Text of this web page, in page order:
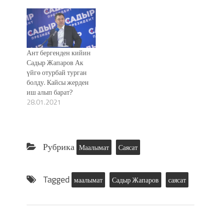
Ант бергенден кийин
Садыр Жапаров Ак
үйгө отурбай турган
болду. Кайсы жерден
иш алып барат?
28.01.2021
Рубрика Маалымат Саясат
Tagged маалымат Садыр Жапаров саясат